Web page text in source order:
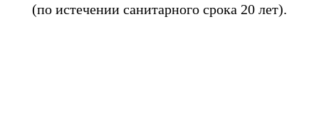
(по истечении санитарного срока 20 лет).